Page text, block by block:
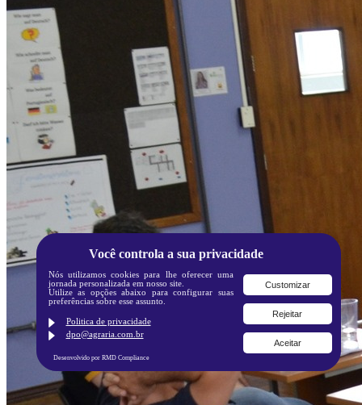
Você controla a sua privacidade
Nós utilizamos cookies para lhe oferecer uma
jornada personalizada em nosso site.
Utilize as opções abaixo para configurar suas
preferências sobre esse assunto.
Politica de privacidade
dpo@agraria.com.br
Customizar
Rejeitar
Aceitar
Desenvolvido por RMD Compliance